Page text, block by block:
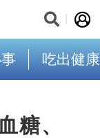
吃出健康
糖、